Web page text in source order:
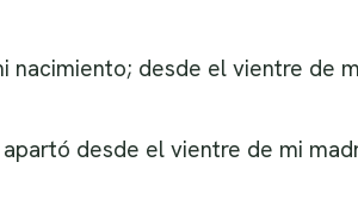
nacimiento; desde el vientre de
desde el vientre de mi